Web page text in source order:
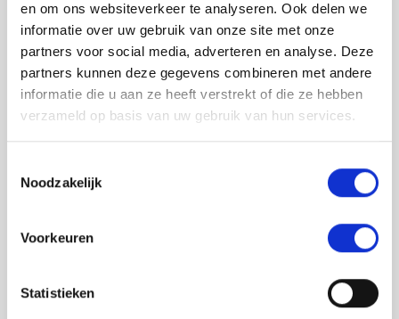
en om ons websiteverkeer te analyseren. Ook delen we
informatie over uw gebruik van onze site met onze
partners voor social media, adverteren en analyse. Deze
partners kunnen deze gegevens combineren met andere
informatie die u aan ze heeft verstrekt of die ze hebben
verzameld op basis van uw gebruik van hun services.
Noodzakelijk
Voorkeuren
Statistieken
Jouw feedback wordt verwerkt door de
adviseurs van het team richtlijnen NCJ. Als zij
feedback meegenomen wordt met de